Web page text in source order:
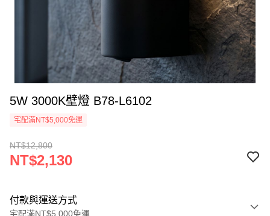
5W 3000K壁燈 B78-L6102
宅配滿NT$5,000免運
NT$12,800
NT$2,130
付款與運送方式
宅配滿NT$5,000免運